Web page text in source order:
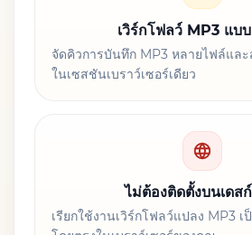
เวิร์กโฟลว์ MP3 แบ
จัดคิวการบันทึก MP3 หลายไฟล์แล
ในเซสชันเบราว์เซอร์เดียว
ไม่ต้องติดตั้งบนเดส
เรียกใช้งานเวิร์กโฟลว์แปลง MP3